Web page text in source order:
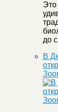
Это
до
В